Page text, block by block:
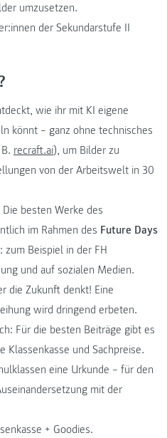
umzusetzen.
der Sekundarstufe II
wie ihr mit KI eigene
könnt – ganz ohne technisches
recraft.ai), um Bilder zu
von der Arbeitswelt in 30
besten Werke des
im Rahmen des Future Days
Beispiel in der FH
und auf sozialen Medien.
die Zukunft denkt! Eine
wird dringend erbeten.
Für die besten Beiträge gibt es
Klassenkasse und Sachpreise.
eine Urkunde – für den
mit der
+ Goodies.